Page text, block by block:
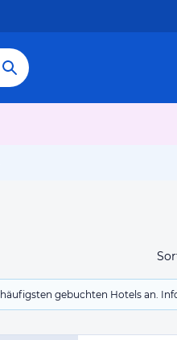
gebuchten Hotels an.